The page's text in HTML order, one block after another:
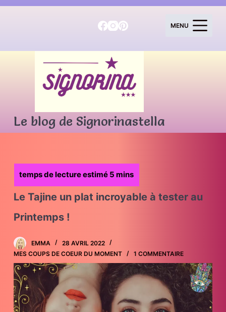
MENU
Le blog de Signorinastella
Le Tajine un plat incroyable à tester au
Printemps !
EMMA
28 AVRIL 2022
MES COUPS DE COEUR DU MOMENT
1 COMMENTAIRE